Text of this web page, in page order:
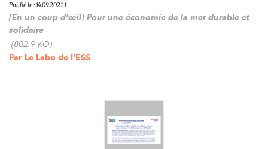
Publié le : 14.09.2021 1
[En un coup d'œil] Pour une économie de la mer durable et
solidaire
(802.9 KO)
Par Le Labo de l'ESS